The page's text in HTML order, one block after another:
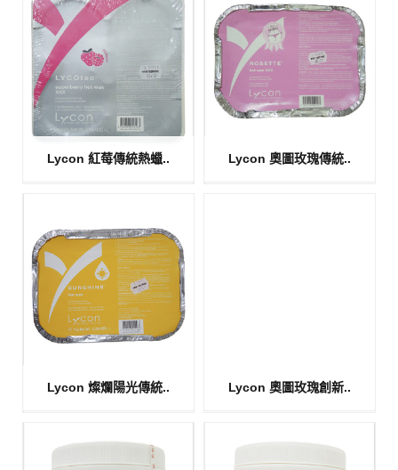
Lycon 紅莓傳統熱蠟.. Lycon 奧圖玫瑰傳統..
Lycon 燦爛陽光傳統.. Lycon 奧圖玫瑰創新..